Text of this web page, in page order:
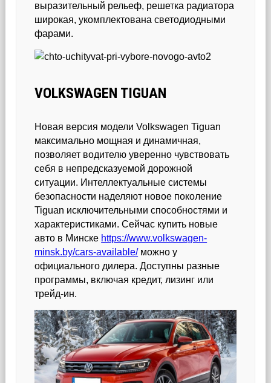
выразительный рельеф, решетка радиатора
широкая, укомплектована светодиодными
фарами.
VOLKSWAGEN TIGUAN
Новая версия модели Volkswagen Tiguan
максимально мощная и динамичная,
позволяет водителю уверенно чувствовать
себя в непредсказуемой дорожной
ситуации. Интеллектуальные системы
безопасности наделяют новое поколение
Tiguan исключительными способностями и
характеристиками. Сейчас купить новые
авто в Минске https://www.volkswagen-
minsk.by/cars-available/можно у
официального дилера. Доступны разные
программы, включая кредит, лизинг или
трейд-ин.